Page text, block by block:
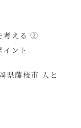
考える ②
ント
藤枝市 人と